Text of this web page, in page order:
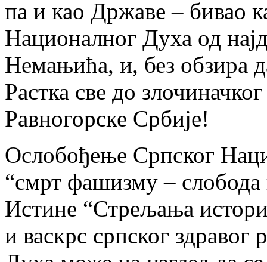
па и као Државе – бивао
Националног Духа од
Немањића, и, без обзира
Растка све до
Равногорске Србије!
Ослобођење Српског
“смрт фашизму –
Истине “Стрељања
и васкрс српског